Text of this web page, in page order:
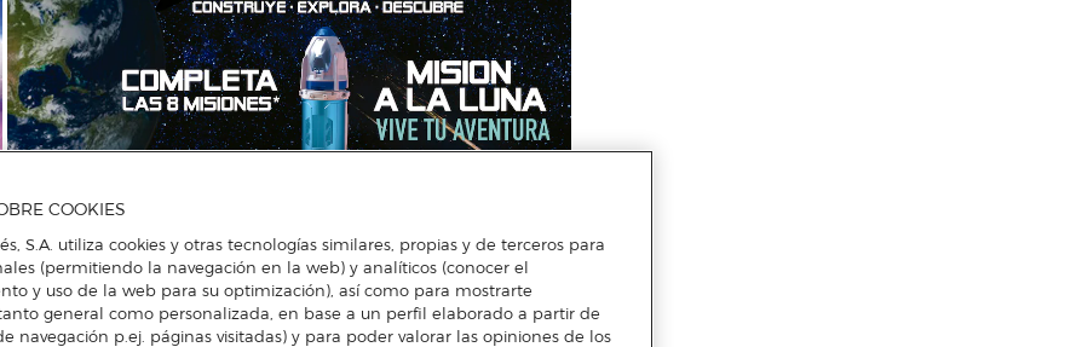
COOKIES
S.A. utiliza cookies y otras tecnologías similares, propias y de terceros para
(permitiendo la navegación en la web) y analíticos (conocer el
y uso de la web para su optimización), así como para mostrarte
general como personalizada, en base a un perfil elaborado a partir de
navegación p.ej. páginas visitadas) y para poder valorar las opiniones de los